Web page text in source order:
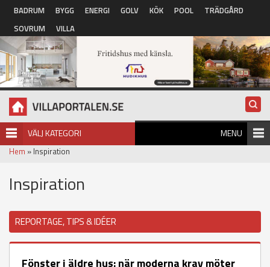
Hoppa till huvudinnehåll
BADRUM BYGG ENERGI GOLV KÖK POOL
TRÄDGÅRD
SOVRUM
VILLA
VÄLJ KATEGORI MENU
Hem » Inspiration
Inspiration
REPORTAGE, TIPS & IDÉER
Fönster i äldre hus: när moderna krav möter